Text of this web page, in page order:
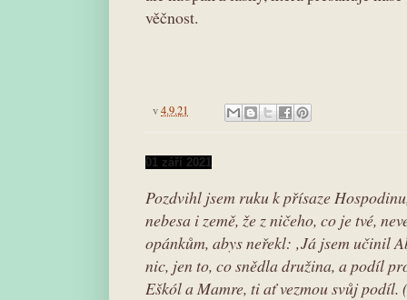
věčnost.
v4.9.21
01 září 2021
Pozdvihl jsem ruku k přísaze
nebesa i země, že z ničeho, co je tvé,
opánkům, abys neřekl: ‚Já jsem učinil
nic, jen to, co snědla družina, a podíl
Eškól a Mamre, ti ať vezmou svůj podíl.